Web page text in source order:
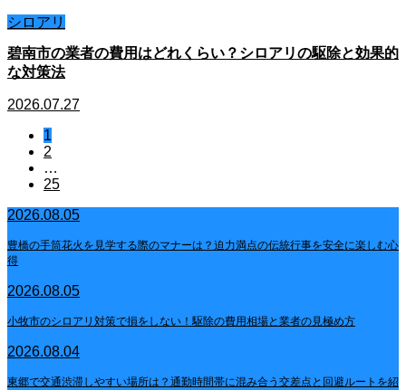
シロアリ
碧南市の業者の費用はどれくらい？シロアリの駆除と効果的
な対策法
2026.07.27
1
2
…
25
2026.08.05
豊橋の手筒花火を見学する際のマナーは？迫力満点の伝統行事を安全に楽しむ心
得
2026.08.05
小牧市のシロアリ対策で損をしない！駆除の費用相場と業者の見極め方
2026.08.04
東郷で交通渋滞しやすい場所は？通勤時間帯に混み合う交差点と回避ルートを紹